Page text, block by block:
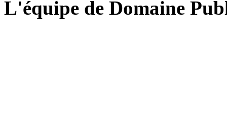
L'équipe de Domaine